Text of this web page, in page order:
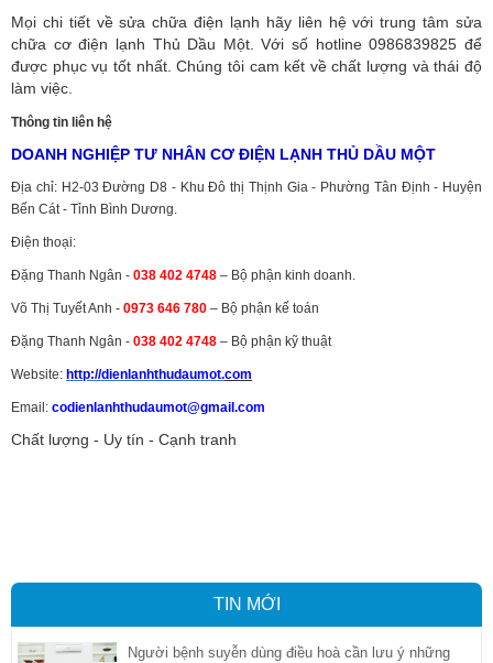
Mọi chi tiết về sửa chữa điện lạnh hãy liên hệ với trung tâm sửa
chữa cơ điện lạnh Thủ Dầu Một. Với số hotline 0986839825 để
được phục vụ tốt nhất. Chúng tôi cam kết về chất lượng và thái độ
làm việc.
Thông tin liên hệ
DOANH NGHIỆP TƯ NHÂN CƠ ĐIỆN LẠNH THỦ DẦU MỘT
Địa chỉ: H2-03 Đường D8 - Khu Đô thị Thịnh Gia - Phường Tân Định - Huyện
Bến Cát - Tỉnh Bình Dương.
Điện thoại:
Đặng Thanh Ngân - 038 402 4748 – Bộ phận kinh doanh.
Võ Thị Tuyết Anh - 0973 646 780 – Bộ phận kế toán
Đặng Thanh Ngân - 038 402 4748 – Bộ phận kỹ thuật
Website: http://dienlanhthudaumot.com
Email: codienlanhthudaumot@gmail.com
Chất lượng - Uy tín - Cạnh tranh
TIN MỚI
Người bệnh suyễn dùng điều hoà cần lưu ý những